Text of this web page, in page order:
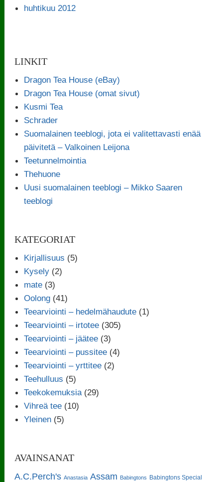
huhtikuu 2012
LINKIT
Dragon Tea House (eBay)
Dragon Tea House (omat sivut)
Kusmi Tea
Schrader
Suomalainen teeblogi, jota ei valitettavasti enää
päivitetä – Valkoinen Leijona
Teetunnelmointia
Thehuone
Uusi suomalainen teeblogi – Mikko Saaren
teeblogi
KATEGORIAT
Kirjallisuus (5)
Kysely (2)
mate (3)
Oolong (41)
Teearviointi – hedelmähaudute (1)
Teearviointi – irtotee (305)
Teearviointi – jäätee (3)
Teearviointi – pussitee (4)
Teearviointi – yrttitee (2)
Teehulluus (5)
Teekokemuksia (29)
Vihreä tee (10)
Yleinen (5)
AVAINSANAT
A.C.Perch's Anastasia Assam Babingtons Babingtons Special